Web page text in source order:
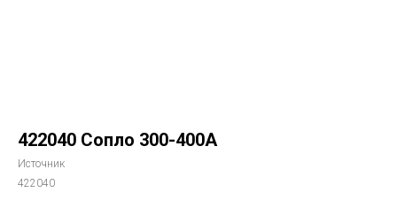
422040 Сопло 300-400А
Источник
422040